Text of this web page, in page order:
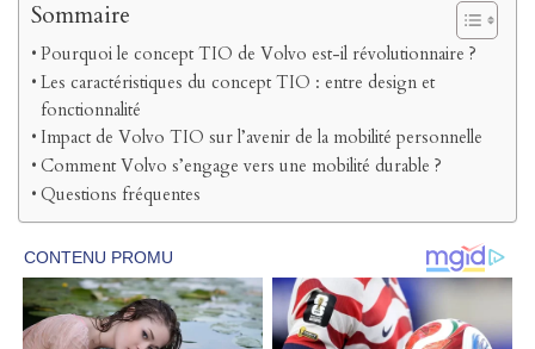
Sommaire
Pourquoi le concept TIO de Volvo est-il révolutionnaire ?
Les caractéristiques du concept TIO : entre design et
fonctionnalité
Impact de Volvo TIO sur l’avenir de la mobilité personnelle
Comment Volvo s’engage vers une mobilité durable ?
Questions fréquentes